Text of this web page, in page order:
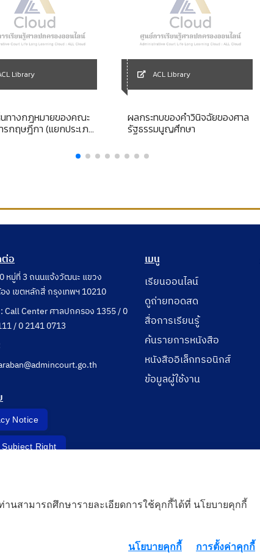
Library
นทางกฎหมายของคณะ
รกฤษฎีกา (แยกประเภท)
ACL Library
ผลกระทบของคำวินิจฉัยของศาล
รัฐธรรมนูญศึกษา
อ
หมู่ที่ 3 ถนนแจ้งวัฒนะ แขวง
ง เขตหลักสี่ กรุงเทพฯ 10210
Call Center ศาลปกครอง 1355 / 0
/ 0 2141 0713
Notice
Subject Right
เมนู
เรียนออนไลน์
ดูถ่ายทอดสด
สื่อการเรียนรู้
ค้นรายการหนังสือ
หนังสืออิเล็กทรอนิกส์
ข้อมูลผู้ใช้งาน
านสามารถศึกษารายละเอียดการใช้คุกกี้ได้ที่ นโยบายคุกกี้
นโยบายคุกกี้ การตั้งค่าคุกกี้